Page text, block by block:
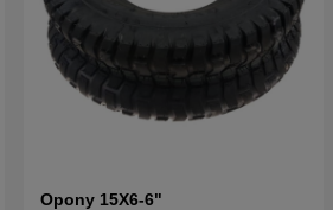
Opony 15X6-6"